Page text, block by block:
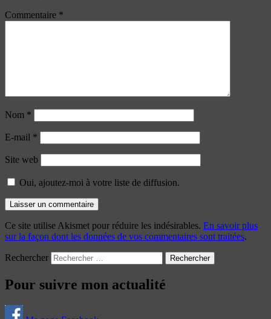
Commentaire *
Nom *
E-mail *
Site web
Oui, ajoutez-moi à votre liste de diffusion.
Ce site utilise Akismet pour réduire les indésirables. En savoir plus
sur la façon dont les données de vos commentaires sont traitées.
Rechercher
Pour suivre mon actualité